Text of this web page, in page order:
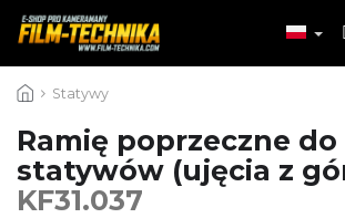
do
Statywy
Ramię poprzeczne do
statywów (ujęcia z
KF31.037